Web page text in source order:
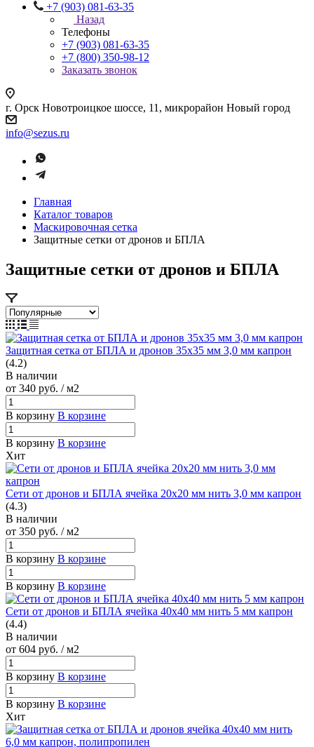
+7 (903) 081-63-35
Назад
Телефоны
+7 (903) 081-63-35
+7 (800) 350-98-12
Заказать звонок
г. Орск Новотроицкое шоссе, 11, микрорайон Новый город
info@sezus.ru
Главная
Каталог товаров
Маскировочная сетка
Защитные сетки от дронов и БПЛА
Защитные сетки от дронов и БПЛА
Защитная сетка от БПЛА и дронов 35х35 мм 3,0 мм капрон
(4.2)
В наличии
от 340 руб. / м2
В корзину В корзине
В корзину В корзине
Хит
Сети от дронов и БПЛА ячейка 20х20 мм нить 3,0 мм капрон
(4.3)
В наличии
от 350 руб. / м2
В корзину В корзине
В корзину В корзине
Сети от дронов и БПЛА ячейка 40х40 мм нить 5 мм капрон
(4.4)
В наличии
от 604 руб. / м2
В корзину В корзине
В корзину В корзине
Хит